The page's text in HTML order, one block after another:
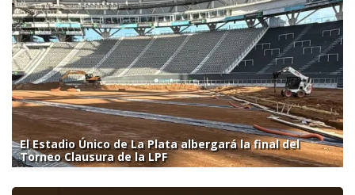
El Estadio Único de La Plata albergará la final del
Torneo Clausura de la LPF